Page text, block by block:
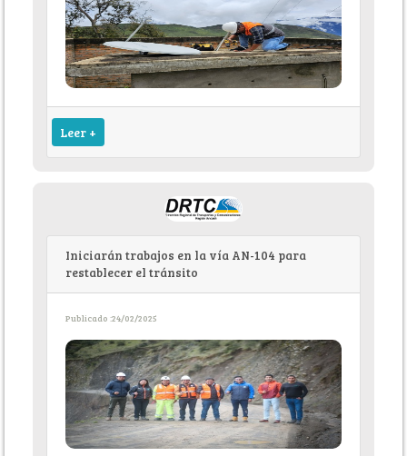
Leer +
Iniciarán trabajos en la vía AN-104 para
restablecer el tránsito
Publicado :24/02/2025